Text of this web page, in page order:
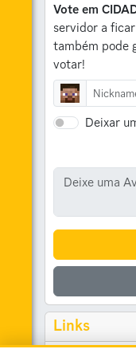
Vote em
servidor a
também pode
votar!
Deixar
Links